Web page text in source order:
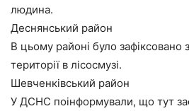
людина.
Деснянський район
В цьому районі було зафіксовано
території в лісосмузі.
Шевченківський район
У ДСНС поінформували, що тут